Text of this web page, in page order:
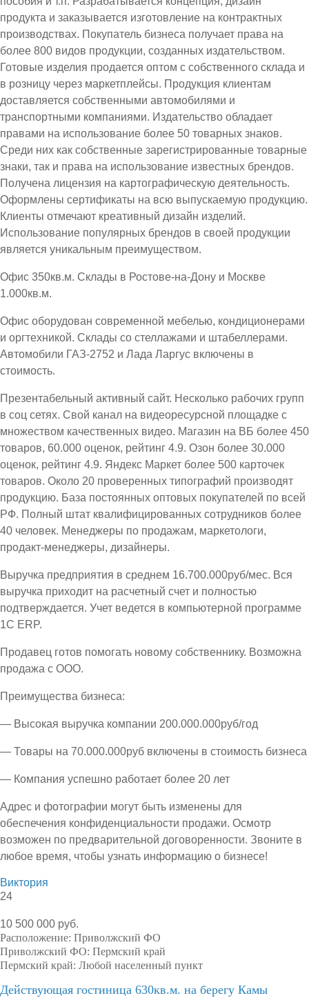
продукта и заказывается изготовление на контрактных
производствах. Покупатель бизнеса получает права на
более 800 видов продукции, созданных издательством.
Готовые изделия продается оптом с собственного склада и
в розницу через маркетплейсы. Продукция клиентам
доставляется собственными автомобилями и
транспортными компаниями. Издательство обладает
правами на использование более 50 товарных знаков.
Среди них как собственные зарегистрированные товарные
знаки, так и права на использование известных брендов.
Получена лицензия на картографическую деятельность.
Оформлены сертификаты на всю выпускаемую продукцию.
Клиенты отмечают креативный дизайн изделий.
Использование популярных брендов в своей продукции
является уникальным преимуществом.
Офис 350кв.м. Склады в Ростове-на-Дону и Москве
1.000кв.м.
Офис оборудован современной мебелью, кондиционерами
и оргтехникой. Склады со стеллажами и штабеллерами.
Автомобили ГАЗ-2752 и Лада Ларгус включены в
стоимость.
Презентабельный активный сайт. Несколько рабочих групп
в соц сетях. Свой канал на видеоресурсной площадке с
множеством качественных видео. Магазин на ВБ более 450
товаров, 60.000 оценок, рейтинг 4.9. Озон более 30.000
оценок, рейтинг 4.9. Яндекс Маркет более 500 карточек
товаров. Около 20 проверенных типографий производят
продукцию. База постоянных оптовых покупателей по всей
РФ. Полный штат квалифицированных сотрудников более
40 человек. Менеджеры по продажам, маркетологи,
продакт-менеджеры, дизайнеры.
Выручка предприятия в среднем 16.700.000руб/мес. Вся
выручка приходит на расчетный счет и полностью
подтверждается. Учет ведется в компьютерной программе
1С ЕRP.
Продавец готов помогать новому собственнику. Возможна
продажа с ООО.
Преимущества бизнеса:
— Высокая выручка компании 200.000.000руб/год
— Товары на 70.000.000руб включены в стоимость бизнеса
— Компания успешно работает более 20 лет
Адрес и фотографии могут быть изменены для
обеспечения конфиденциальности продажи. Осмотр
возможен по предварительной договоренности. Звоните в
любое время, чтобы узнать информацию о бизнесе!
Виктория
24
10 500 000 руб.
Расположение: Приволжский ФО
Приволжский ФО: Пермский край
Пермский край: Любой населенный пункт
Действующая гостиница 630кв.м. на берегу Камы